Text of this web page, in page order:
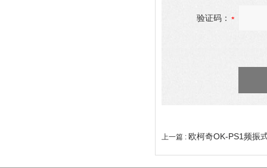
验证码：
上一篇 : 欧柯奇OK-PS1频振